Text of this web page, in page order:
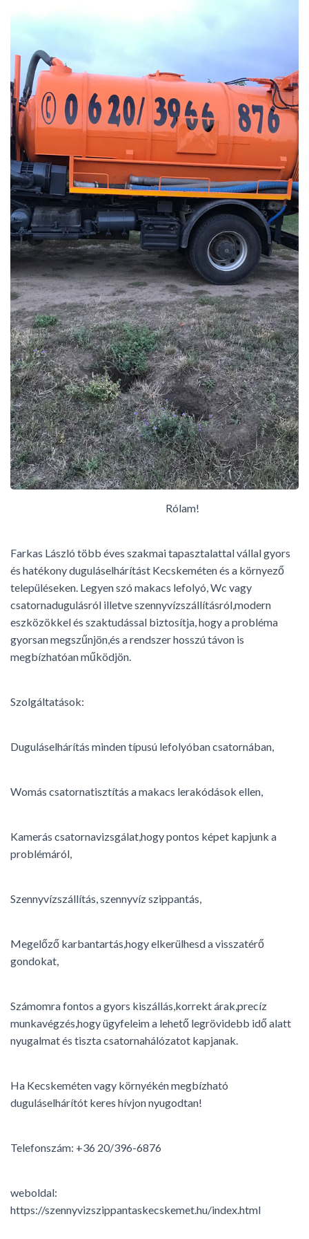
Rólam!
Farkas László több éves szakmai tapasztalattal vállal gyors
és hatékony duguláselhárítást Kecskeméten és a környező
településeken. Legyen szó makacs lefolyó, Wc vagy
csatornadugulásról illetve szennyvízszállításról,modern
eszközökkel és szaktudással biztosítja, hogy a probléma
gyorsan megszűnjön,és a rendszer hosszú távon is
megbízhatóan működjön.
Szolgáltatások:
Duguláselhárítás minden típusú lefolyóban csatornában,
Womás csatornatisztítás a makacs lerakódások ellen,
Kamerás csatornavizsgálat,hogy pontos képet kapjunk a
problémáról,
Szennyvízszállítás, szennyvíz szippantás,
Megelőző karbantartás,hogy elkerülhesd a visszatérő
gondokat,
Számomra fontos a gyors kiszállás,korrekt árak,precíz
munkavégzés,hogy ügyfeleim a lehető legrövidebb idő alatt
nyugalmat és tiszta csatornahálózatot kapjanak.
Ha Kecskeméten vagy környékén megbízható
duguláselhárítót keres hívjon nyugodtan!
Telefonszám: +36 20/396-6876
weboldal:
https://szennyvizszippantaskecskemet.hu/index.html